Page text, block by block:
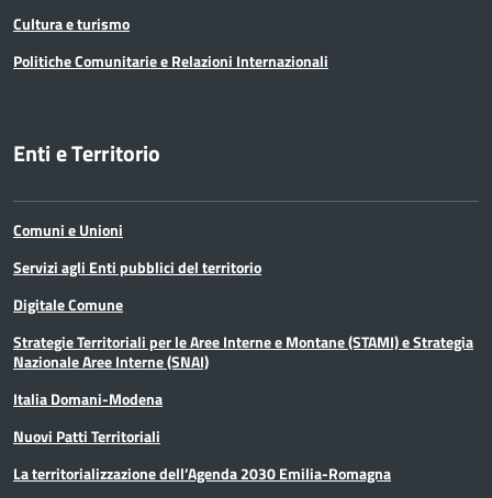
Cultura e turismo
Politiche Comunitarie e Relazioni Internazionali
Enti e Territorio
Comuni e Unioni
Servizi agli Enti pubblici del territorio
Digitale Comune
Strategie Territoriali per le Aree Interne e Montane (STAMI) e Strategia
Nazionale Aree Interne (SNAI)
Italia Domani-Modena
Nuovi Patti Territoriali
La territorializzazione dell’Agenda 2030 Emilia-Romagna